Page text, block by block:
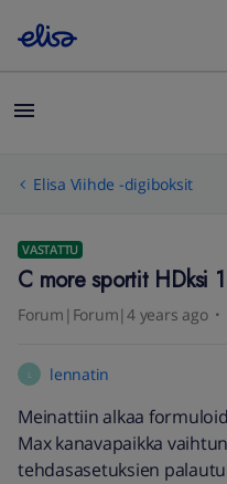
Elisa Viihde -digiboksit
VASTATTU
C more sportit HDksi
Forum|Forum|4 years ago
lennatin
Meinattiin alkaa
Max kanavapaikka
tehdasasetuksien